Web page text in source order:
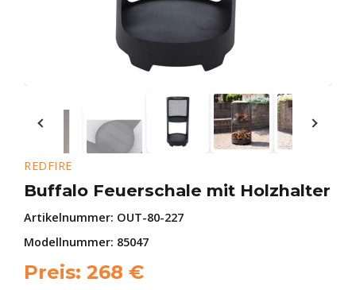
REDFIRE
Buffalo Feuerschale mit Holzhalter
Artikelnummer: OUT-80-227
Modellnummer: 85047
Preis: 268 €